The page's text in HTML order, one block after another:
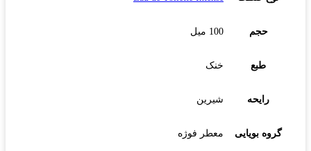
حجم 100 میل
طبع خنک
رایحه شیرین
گروه بویایی معطر فوژه